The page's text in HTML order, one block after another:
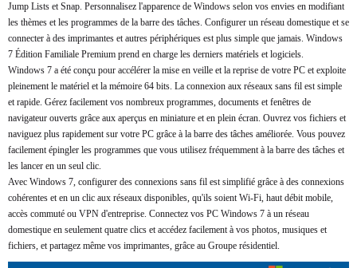
Jump Lists et Snap. Personnalisez l'apparence de Windows selon vos envies en modifiant
les thèmes et les programmes de la barre des tâches. Configurer un réseau domestique et se
connecter à des imprimantes et autres périphériques est plus simple que jamais. Windows
7 Édition Familiale Premium prend en charge les derniers matériels et logiciels.
Windows 7 a été conçu pour accélérer la mise en veille et la reprise de votre PC et exploite
pleinement le matériel et la mémoire 64 bits. La connexion aux réseaux sans fil est simple
et rapide. Gérez facilement vos nombreux programmes, documents et fenêtres de
navigateur ouverts grâce aux aperçus en miniature et en plein écran. Ouvrez vos fichiers et
naviguez plus rapidement sur votre PC grâce à la barre des tâches améliorée. Vous pouvez
facilement épingler les programmes que vous utilisez fréquemment à la barre des tâches et
les lancer en un seul clic.
Avec Windows 7, configurer des connexions sans fil est simplifié grâce à des connexions
cohérentes et en un clic aux réseaux disponibles, qu'ils soient Wi-Fi, haut débit mobile,
accès commuté ou VPN d'entreprise. Connectez vos PC Windows 7 à un réseau
domestique en seulement quatre clics et accédez facilement à vos photos, musiques et
fichiers, et partagez même vos imprimantes, grâce au Groupe résidentiel.